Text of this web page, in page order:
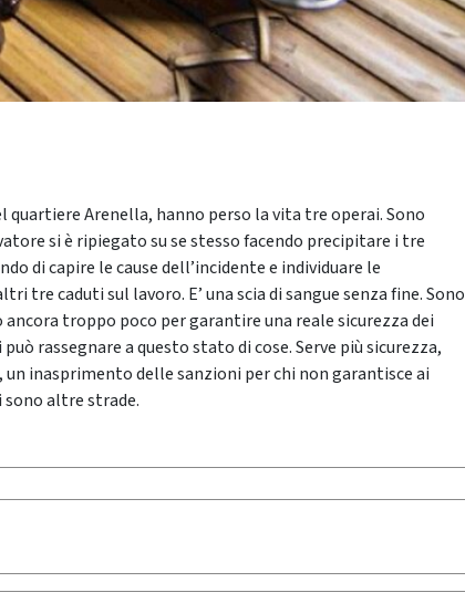
quartiere Arenella, hanno perso la vita tre operai. Sono
si è ripiegato su se stesso facendo precipitare i tre
di capire le cause dell’incidente e individuare le
tre caduti sul lavoro. E’ una scia di sangue senza fine. Sono
troppo poco per garantire una reale sicurezza dei
rassegnare a questo stato di cose. Serve più sicurezza,
inasprimento delle sanzioni per chi non garantisce ai
altre strade.